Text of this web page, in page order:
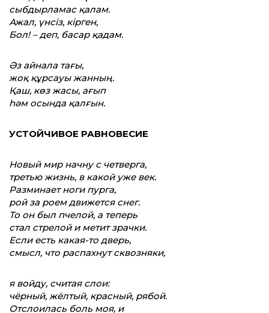
сыбдырламас қалам.
Ажал, үнсіз, кірген,
Бол! – деп, басар қадам.
Әз айнала тағы,
жоқ құрсауы жанның.
Қаш, көз жасы, ағып
һәм осында қалғын.
УСТОЙЧИВОЕ РАВНОВЕСИЕ
Новый мир начну с четверга,
третью жизнь, в какой уже век.
Разминает ноги пурга,
рой за роем движется снег.
То он был пчелой, а теперь
стал стрелой и метит зрачки.
Если есть какая-то дверь,
смысл, что распахнут сквозняки,
я войду, считая слои:
чёрный, жёлтый, красный, рябой.
Отслоилась боль моя, и